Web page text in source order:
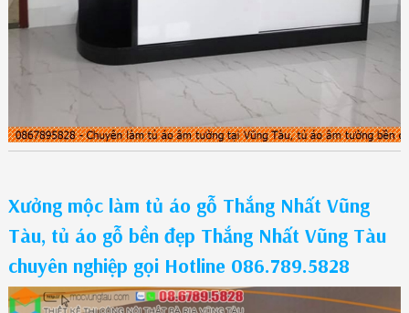
Xưởng mộc làm tủ áo gỗ Thắng Nhất Vũng
Tàu, tủ áo gỗ bền đẹp Thắng Nhất Vũng Tàu
chuyên nghiệp gọi Hotline 086.789.5828